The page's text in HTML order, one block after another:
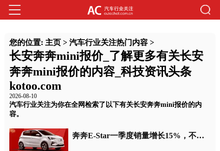
您的位置: 主页> 汽车行业关注热门内容>
长安奔奔mini报价_了解更多有关长安
奔奔mini报价的内容_科技资讯头条
kotoo.com
2026-08-10
汽车行业关注为你在全网检索了以下有关长安奔奔mini报价的内
容。
奔奔E-Star一季度销量增长15%，不及宏光MINI一个月销量